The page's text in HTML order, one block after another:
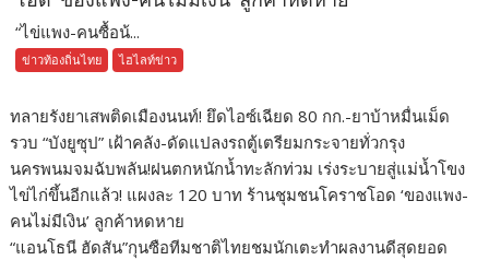
“ไข่แพง-คนซื้อน้...
ข่าวท้องถิ่นไทย ไฮไลท์ข่าว
ทลายรังยาเสพติดเมืองนนท์! ยึดไอซ์เฉียด 80 กก.-ยาบ้าหมื่นเม็ด
รวบ “บังยูซุป” เฝ้าคลัง-ดัดแปลงรถตู้เตรียมกระจายทั่วกรุง
นครพนมจมฉับพลัน!ฝนตกหนักน้ำทะลักท่วม เร่งระบายสู่แม่น้ำโขง
ไข่ไก่ขึ้นอีกแล้ว! แผงละ 120 บาท ร้านชุมชนโคราชโอด ‘ของแพง-
คนไม่มีเงิน’ ลูกค้าหดหาย
“แอนโธนี ฮัดสัน”กุนซือทีมชาติไทยชมนักเตะทำผลงานดีสุดยอด